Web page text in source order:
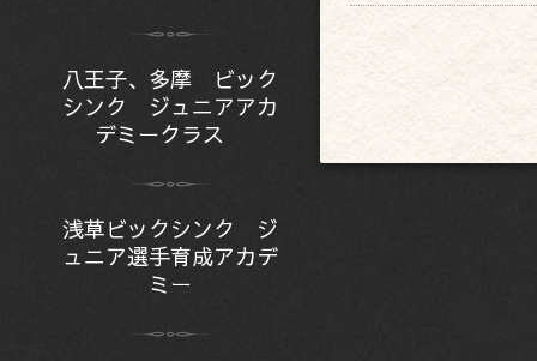
八王子、多摩 ビック
シンク ジュニアアカ
デミークラス
浅草ビックシンク ジ
ュニア選手育成アカデ
ミー